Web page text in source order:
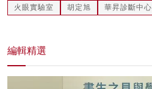
火眼實驗室
胡定旭 華昇診斷中心
編輯精選